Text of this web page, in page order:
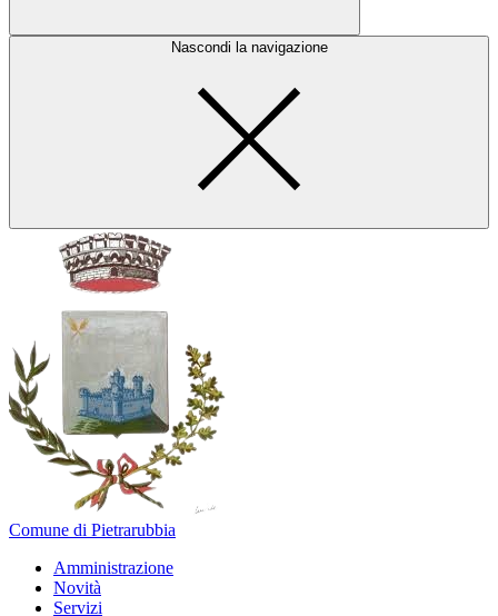
Nascondi la navigazione
Comune di Pietrarubbia
Amministrazione
Novità
Servizi